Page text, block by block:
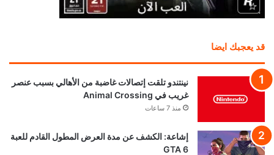
قد يعجبك ايضا
نينتندو تلقت إتصالات غاضبة من الأهالي بسبب عنصر
غريب في Animal Crossing
منذ 7 ساعات
إشاعة: الكشف عن مدة العرض المطول القادم للعبة
GTA 6